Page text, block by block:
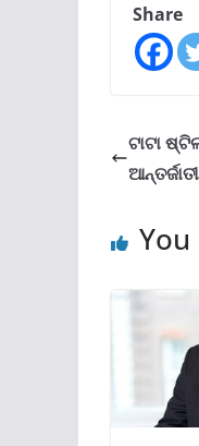
Share
ଟାଟା